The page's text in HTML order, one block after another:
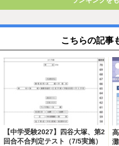
こちらの記事
【中学受験2027】四谷大塚、第2
回合不合判定テスト（7/5実施）